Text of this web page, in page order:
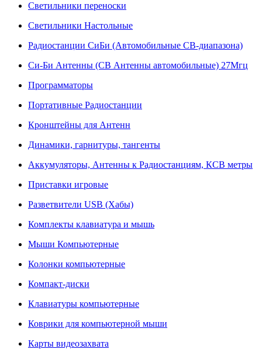
Светильники переноски
Светильники Настольные
Радиостанции СиБи (Автомобильные СВ-диапазона)
Си-Би Антенны (СВ Антенны автомобильные) 27Мгц
Программаторы
Портативные Радиостанции
Кронштейны для Антенн
Динамики, гарнитуры, тангенты
Аккумуляторы, Антенны к Радиостанциям, КСВ метры
Приставки игровые
Разветвители USB (Хабы)
Комплекты клавиатура и мышь
Мыши Компьютерные
Колонки компьютерные
Компакт-диски
Клавиатуры компьютерные
Коврики для компьютерной мыши
Карты видеозахвата